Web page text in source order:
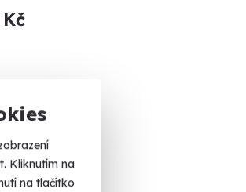
Kliknutím na
na tlačítko